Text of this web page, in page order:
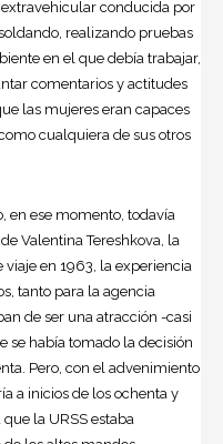
conducida por
realizando pruebas
en el que debía trabajar,
comentarios y actitudes
las mujeres eran capaces
cualquiera de sus otros
en ese momento, todavía
Valentina Tereshkova, la
en 1963, la experiencia
tanto para la agencia
de ser una atracción -casi
se había tomado la decisión
Pero, con el advenimiento
a inicios de los ochenta y
la URSS estaba